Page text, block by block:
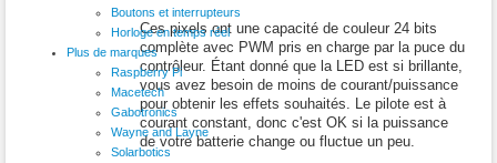
Boutons et interrupteurs
Horloge en temps réel
Plus de marques
Raspberry Pi
Macetech
Gabotronics
Wayne and Layne
Solarbotics
Ces pixels ont une capacité de couleur 24 bits
complète avec PWM pris en charge par la puce du
contrôleur. Étant donné que la LED est si brillante,
vous avez besoin de moins de courant/puissance
pour obtenir les effets souhaités. Le pilote est à
courant constant, donc c'est OK si la puissance
de votre batterie change ou fluctue un peu.